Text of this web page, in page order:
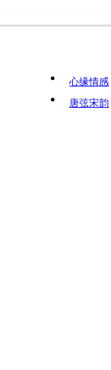
心缘情感
唐弦宋韵